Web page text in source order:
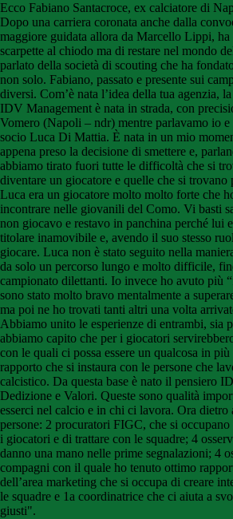
Ecco Fabiano Santacroce, ex calciatore di
Dopo una carriera coronata anche dalla
maggiore guidata allora da Marcello Lippi, ha
scarpette al chiodo ma di restare nel mondo
parlato della società di scouting che ha
non solo. Fabiano, passato e presente sui
diversi. Com’è nata l’idea della tua agenzia,
IDV Management è nata in strada, con
Vomero (Napoli – ndr) mentre parlavamo io
socio Luca Di Mattia. È nata in un mio
appena preso la decisione di smettere e,
abbiamo tirato fuori tutte le difficoltà che si
diventare un giocatore e quelle che si
Luca era un giocatore molto molto forte che
incontrare nelle giovanili del Como. Vi basti
non giocavo e restavo in panchina perché lui
titolare inamovibile e, avendo il suo stesso
giocare. Luca non è stato seguito nella
da solo un percorso lungo e molto difficile,
campionato dilettanti. Io invece ho avuto più
sono stato molto bravo mentalmente a
ma poi ne ho trovati tanti altri una volta
Abbiamo unito le esperienze di entrambi, sia
abbiamo capito che per i giocatori
con le quali ci possa essere un qualcosa in
rapporto che si instaura con le persone che
calcistico. Da questa base è nato il pensiero
Dedizione e Valori. Queste sono qualità
esserci nel calcio e in chi ci lavora. Ora
persone: 2 procuratori FIGC, che si
i giocatori e di trattare con le squadre; 4
danno una mano nelle prime segnalazioni; 4
compagni con il quale ho tenuto ottimo
dell’area marketing che si occupa di creare
le squadre e 1a coordinatrice che ci aiuta a
giusti".